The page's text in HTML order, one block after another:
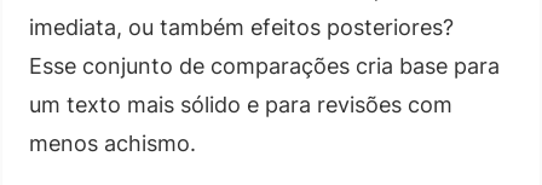
imediata, ou também efeitos posteriores?
Esse conjunto de comparações cria base para
um texto mais sólido e para revisões com
menos achismo.